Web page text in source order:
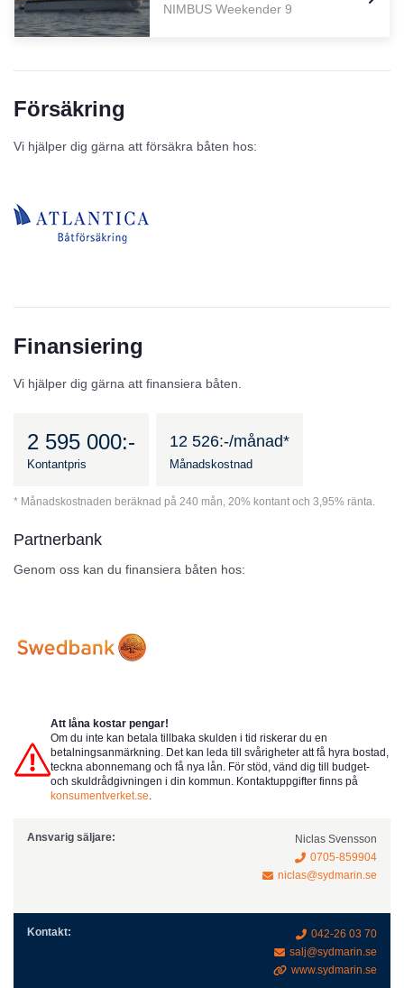
NIMBUS Weekender 9
Försäkring
Vi hjälper dig gärna att försäkra båten hos:
Finansiering
Vi hjälper dig gärna att finansiera båten.
2 595 000:-
Kontantpris
12 526:-/månad*
Månadskostnad
* Månadskostnaden beräknad på 240 mån, 20% kontant och 3,95% ränta.
Partnerbank
Genom oss kan du finansiera båten hos:
Att låna kostar pengar!
Om du inte kan betala tillbaka skulden i tid riskerar du en
betalningsanmärkning. Det kan leda till svårigheter att få hyra bostad,
teckna abonnemang och få nya lån. För stöd, vänd dig till budget-
och skuldrådgivningen i din kommun. Kontaktuppgifter finns på
konsumentverket.se.
Ansvarig säljare:
Niclas Svensson
0705-859904
niclas@sydmarin.se
Kontakt:
042-26 03 70
salj@sydmarin.se
www.sydmarin.se